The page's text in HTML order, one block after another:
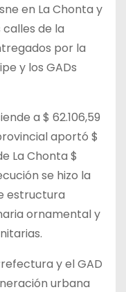
en La Chonta y
de la
por la
y los GADs
a $ 62.106,59
aportó $
La Chonta $
se hizo la
estructura
ornamental y
y el GAD
urbana